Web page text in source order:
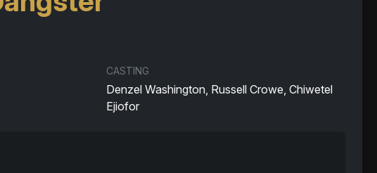
CASTING
Denzel Washington, Russell Crowe, Chiwetel
Ejiofor